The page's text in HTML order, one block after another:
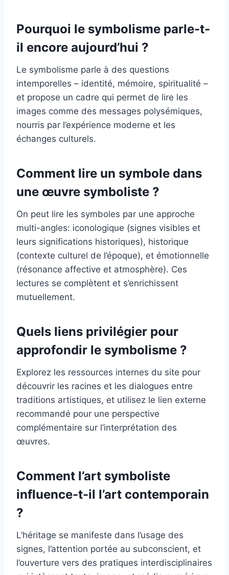
Pourquoi le symbolisme parle-t-
il encore aujourd’hui ?
Le symbolisme parle à des questions
intemporelles – identité, mémoire, spiritualité –
et propose un cadre qui permet de lire les
images comme des messages polysémiques,
nourris par l’expérience moderne et les
échanges culturels.
Comment lire un symbole dans
une œuvre symboliste ?
On peut lire les symboles par une approche
multi-angles: iconologique (signes visibles et
leurs significations historiques), historique
(contexte culturel de l’époque), et émotionnelle
(résonance affective et atmosphère). Ces
lectures se complètent et s’enrichissent
mutuellement.
Quels liens privilégier pour
approfondir le symbolisme ?
Explorez les ressources internes du site pour
découvrir les racines et les dialogues entre
traditions artistiques, et utilisez le lien externe
recommandé pour une perspective
complémentaire sur l’interprétation des
œuvres.
Comment l’art symboliste
influence-t-il l’art contemporain
?
L’héritage se manifeste dans l’usage des
signes, l’attention portée au subconscient, et
l’ouverture vers des pratiques interdisciplinaires